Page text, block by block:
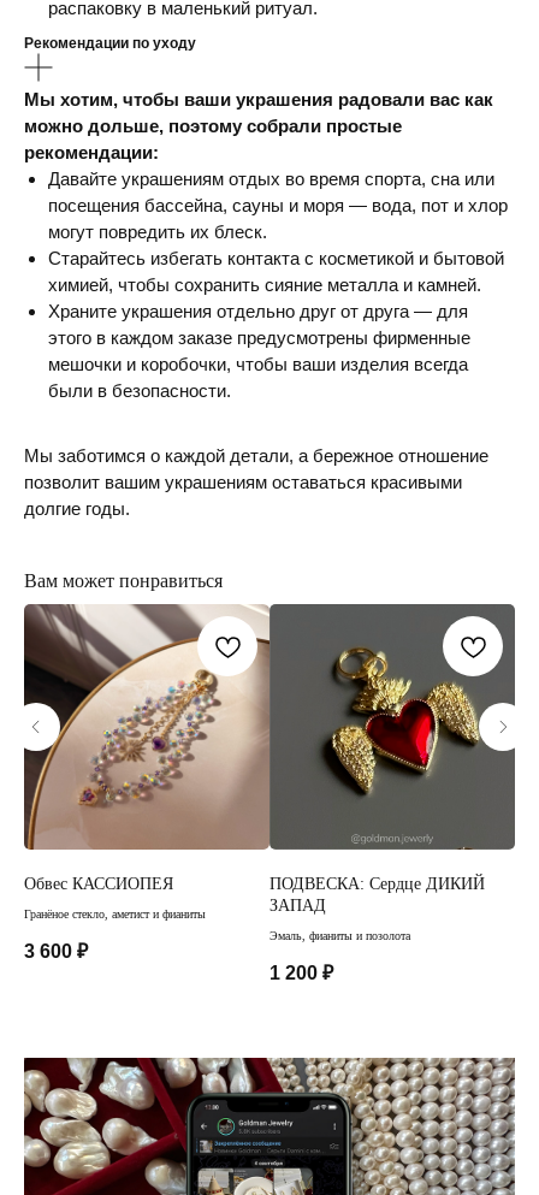
распаковку в маленький ритуал.
Рекомендации по уходу
Мы хотим, чтобы ваши украшения радовали вас как
можно дольше, поэтому собрали простые
рекомендации:
Давайте украшениям отдых во время спорта, сна или
посещения бассейна, сауны и моря — вода, пот и хлор
могут повредить их блеск.
Старайтесь избегать контакта с косметикой и бытовой
химией, чтобы сохранить сияние металла и камней.
Храните украшения отдельно друг от друга — для
этого в каждом заказе предусмотрены фирменные
мешочки и коробочки, чтобы ваши изделия всегда
были в безопасности.
Мы заботимся о каждой детали, а бережное отношение
позволит вашим украшениям оставаться красивыми
долгие годы.
Вам может понравиться
Обвес КАССИОПЕЯ
Гранёное стекло, аметист и фианиты
3 600 ₽
ПОДВЕСКА: Сердце ДИКИЙ
ЗАПАД
Эмаль, фианиты и позолота
1 200 ₽